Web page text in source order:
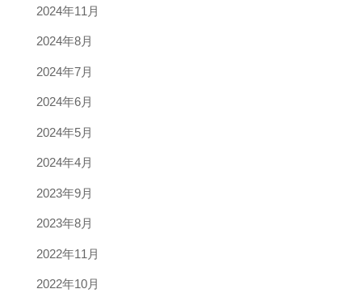
2024年11月
2024年8月
2024年7月
2024年6月
2024年5月
2024年4月
2023年9月
2023年8月
2022年11月
2022年10月